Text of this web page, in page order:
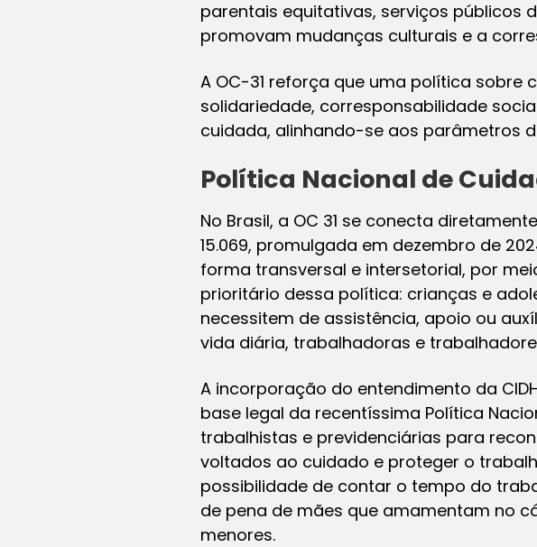
parentais equitativas, serviços públicos
promovam mudanças culturais e a
A OC-31 reforça que uma política sobre
solidariedade, corresponsabilidade
cuidada, alinhando-se aos parâmetros
Política Nacional de
No Brasil, a OC 31 se conecta
15.069, promulgada em dezembro de
forma transversal e intersetorial, por
prioritário dessa política: crianças e
necessitem de assistência, apoio ou
vida diária, trabalhadoras e
A incorporação do entendimento da
base legal da recentíssima Política
trabalhistas e previdenciárias para
voltados ao cuidado e proteger o
possibilidade de contar o tempo do
de pena de mães que amamentam no
menores.